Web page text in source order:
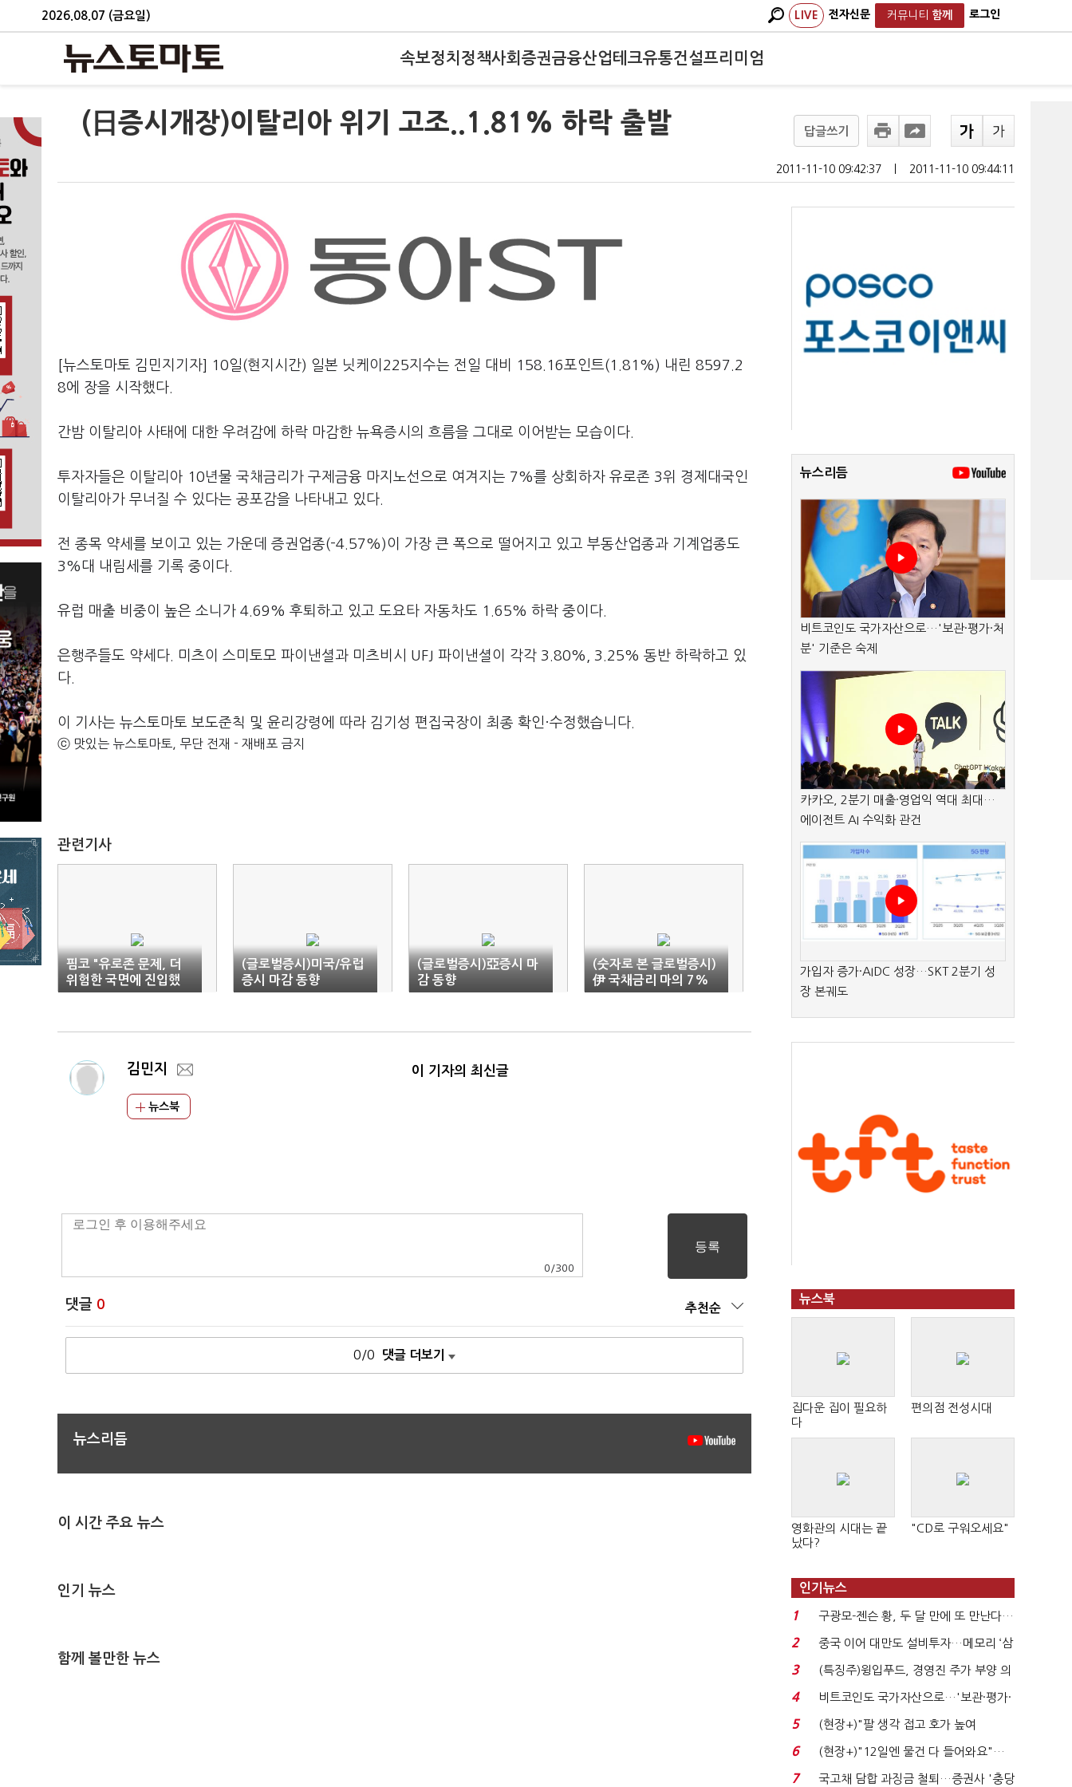
2026.08.07 (금요일) LIVE 전자신문 커뮤니티 함께 로그인
속보정치 정책사회 증권금융산업테크유통건설프리미엄
(日증시개장)이탈리아 위기 고조..1.81% 하락 출발 답글쓰기
2011-11-10 09:42:37 2011-11-10 09:44:11
[뉴스토마토 김민지기자] 10일(현지시간) 일본 닛케이225지수는 전일 대비 158.16포인트(1.81%) 내린 8597.2
8에 장을 시작했다.
간밤 이탈리아 사태에 대한 우려감에 하락 마감한 뉴욕증시의 흐름을 그대로 이어받는 모습이다.
투자자들은 이탈리아 10년물 국채금리가 구제금융 마지노선으로 여겨지는 7%를 상회하자 유로존 3위 경제대국인
이탈리아가 무너질 수 있다는 공포감을 나타내고 있다.
전 종목 약세를 보이고 있는 가운데 증권업종(-4.57%)이 가장 큰 폭으로 떨어지고 있고 부동산업종과 기계업종도
3%대 내림세를 기록 중이다.
유럽 매출 비중이 높은 소니가 4.69% 후퇴하고 있고 도요타 자동차도 1.65% 하락 중이다.
은행주들도 약세다. 미츠이 스미토모 파이낸셜과 미츠비시 UFJ 파이낸셜이 각각 3.80%, 3.25% 동반 하락하고 있
다.
이 기사는 뉴스토마토 보도준칙 및 윤리강령에 따라 김기성 편집국장이 최종 확인·수정했습니다.
ⓒ 맛있는 뉴스토마토, 무단 전재 - 재배포 금지
관련기사
핌코 "유로존 문제, 더
위험한 국면에 진입했
다"
(글로벌증시)미국/유럽
증시 마감 동향
(글로벌증시)亞증시 마
감 동향
(숫자로 본 글로벌증시)
伊 국채금리 마의 7%
대 돌파
김민지
뉴스북
이 기자의 최신글
0 /300
댓글 0 추천순
0/0 댓글 더보기
뉴스리듬
이 시간 주요 뉴스
인기 뉴스
함께 볼만한 뉴스
뉴스리듬
비트코인도 국가자산으로…'보관·평가·처
분' 기준은 숙제
카카오, 2분기 매출·영업익 역대 최대…
에이전트 AI 수익화 관건
가입자 증가·AIDC 성장…SKT 2분기 성
장 본궤도
뉴스북
집다운 집이 필요하
다
편의점 전성시대
영화관의 시대는 끝
났다?
"CD로 구워오세요"
인기뉴스
1
구광모-젠슨 황, 두 달 만에 또 만난다…
로봇·AI 등 논...
2
중국 이어 대만도 설비투자…메모리 ‘삼
국전쟁’
3
(특징주)윙입푸드, 경영진 주가 부양 의
지에 상한가...
4
비트코인도 국가자산으로…'보관·평가·
처분' 기준은 ...
5
(현장+)"팔 생각 접고 호가 높여
요"…'덜 똘똘한 한 채' 20...
6
(현장+)"12일엔 물건 다 들어와요"…
빈 매대 채우며 문 연 ...
7 국고채 담합 과징금 철퇴…증권사 '충당